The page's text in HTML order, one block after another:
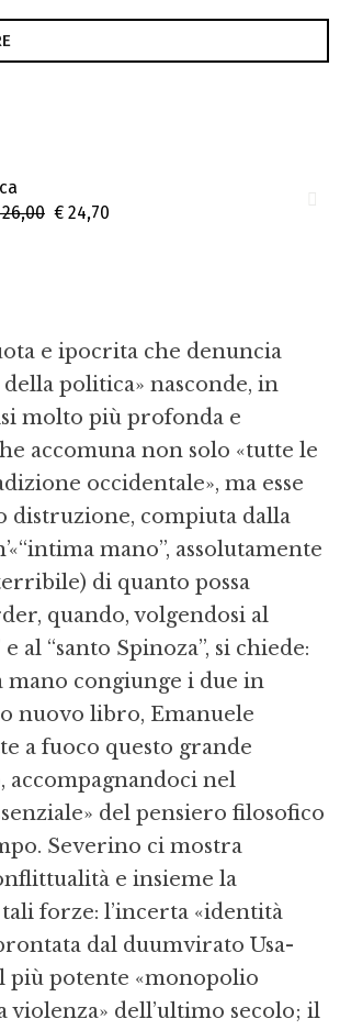
€ 24,70
e ipocrita che denuncia
della politica» nasconde, in
molto più profonda e
accomuna non solo «tutte le
occidentale», ma esse
distruzione, compiuta dalla
mano”, assolutamente
di quanto possa
quando, volgendosi al
al “santo Spinoza”, si chiede:
mano congiunge i due in
nuovo libro, Emanuele
a fuoco questo grande
accompagnandoci nel
del pensiero filosofico
Severino ci mostra
e insieme la
forze: l’incerta «identità
dal duumvirato Usa-
più potente «monopolio
violenza» dell’ultimo secolo; il